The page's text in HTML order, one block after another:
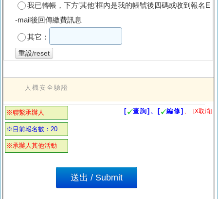
我已轉帳，下方′其他′框內是我的帳號後四碼或收到報名E
-mail後回傳繳費訊息
其它：
重設/reset
人機安全驗證
※聯繫承辦人
※目前報名數：20
※承辦人其他活動
[ 查詢]、[ 編修] 、[X取消]